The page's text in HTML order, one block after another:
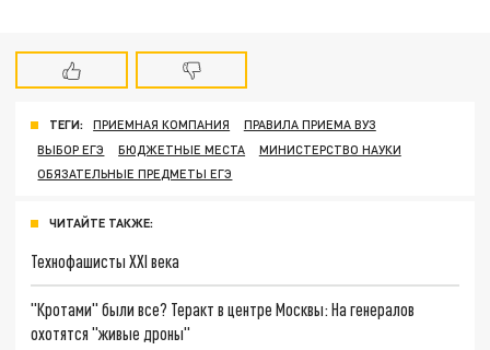
ТЕГИ: ПРИЕМНАЯ КОМПАНИЯ
ПРАВИЛА ПРИЕМА ВУЗ
ВЫБОР ЕГЭ
БЮДЖЕТНЫЕ МЕСТА
МИНИСТЕРСТВО НАУКИ
ОБЯЗАТЕЛЬНЫЕ ПРЕДМЕТЫ ЕГЭ
ЧИТАЙТЕ ТАКЖЕ:
Технофашисты XXI века
"Кротами" были все? Теракт в центре Москвы: На генералов
охотятся "живые дроны"